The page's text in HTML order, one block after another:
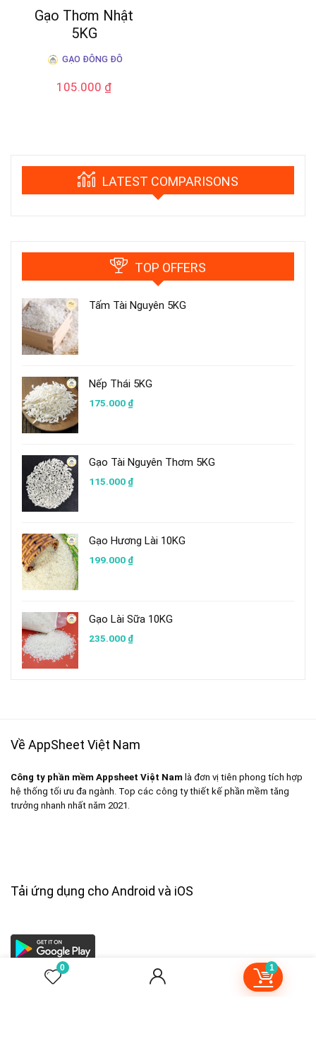
0 1
Gạo Thơm Nhật
5KG
GẠO ĐÔNG ĐÔ
105.000 ₫
LATEST COMPARISONS
TOP OFFERS
Tấm Tài Nguyên 5KG
Nếp Thái 5KG
175.000 ₫
Gạo Tài Nguyên Thơm 5KG
115.000 ₫
Gạo Hương Lài 10KG
199.000 ₫
Gạo Lài Sữa 10KG
235.000 ₫
Về AppSheet Việt Nam
Công ty phần mềm Appsheet Việt Nam là đơn vị tiên phong tích hợp
hệ thống tối ưu đa ngành. Top các công ty thiết kế phần mềm tăng
trưởng nhanh nhất năm 2021.
Tải ứng dụng cho Android và iOS